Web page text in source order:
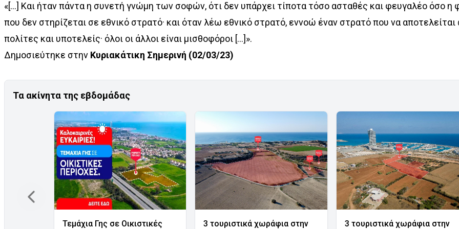
«[...] Και ήταν πάντα η συνετή γνώµη των σοφών, ότι δεν υπάρχει τίποτα τόσο ασταθές και φευγαλέο όσο η
που δεν στηρίζεται σε εθνικό στρατό· και όταν λέω εθνικό στρατό, εννοώ έναν στρατό που να
πολίτες και υποτελείς· όλοι οι άλλοι είναι µισθοφόροι [...]».
Δημοσιεύτηκε στην Κυριακάτικη Σημερινή (02/03/23)
Τα ακίνητα της εβδομάδας
Τεμάχια Γης σε Οικιστικές
3 τουριστικά χωράφια στην
3 τουριστικά χωράφια στην